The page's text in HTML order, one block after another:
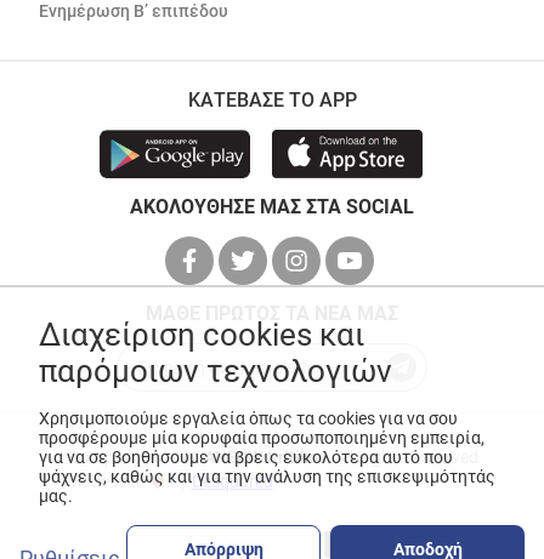
Ενημέρωση Β’ επιπέδου
ΚΑΤΕΒΑΣΕ ΤΟ APP
ΑΚΟΛΟΥΘΗΣΕ ΜΑΣ ΣΤΑ SOCIAL
© Copyright 2026ANEDIK Kritikos. All Rights Reserved
Made with
byDesquared
Διαχείριση cookies και
παρόμοιων τεχνολογιών
Χρησιμοποιούμε εργαλεία όπως τα cookies για να σου
προσφέρουμε μία κορυφαία προσωποποιημένη εμπειρία,
για να σε βοηθήσουμε να βρεις ευκολότερα αυτό που
ψάχνεις, καθώς και για την ανάλυση της επισκεψιμότητάς
μας.
Απόρριψη Αποδοχή